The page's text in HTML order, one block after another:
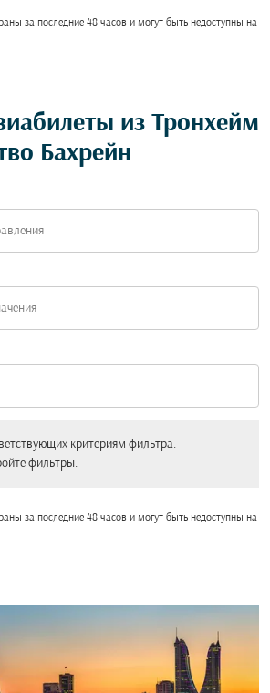
за последние 48 часов и могут быть недоступны на
из Тронхейм
Бахрейн
критериям фильтра.
фильтры.
за последние 48 часов и могут быть недоступны на